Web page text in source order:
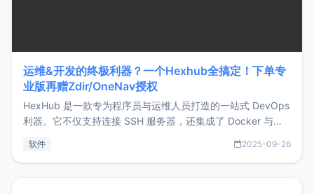
运维&开发的终极利器？一个Hexhub全搞定！下单专
业版再赠Zdir/OneNav授权
HexHub 是一款专为程序员与运维人员打造的一站式 DevOps
利器。它不仅支持连接 SSH 服务器，还集成了 Docker 与常
件间频繁切换，仅凭 HexHub 即可同时搞定运维与数据库操
软件 2025-09-26